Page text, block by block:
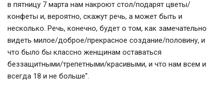
в пятницу 7 марта нам накроют стол/подарят цветы/
конфеты и, вероятно, скажут речь, а может быть и
несколько. Речь, конечно, будет о том, как замечательно
видеть милое/доброе/прекрасное создание/половину, и
что было бы классно женщинам оставаться
беззащитными/трепетными/красивыми, и что нам всем и
всегда 18 и не больше".